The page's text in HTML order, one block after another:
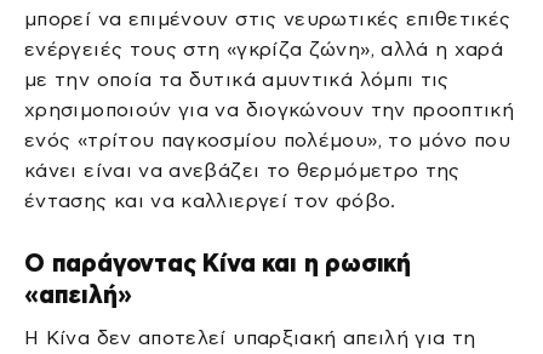
μπορεί να επιμένουν στις νευρωτικές επιθετικές
ενέργειές τους στη «γκρίζα ζώνη», αλλά η χαρά
με την οποία τα δυτικά αμυντικά λόμπι τις
χρησιμοποιούν για να διογκώνουν την προοπτική
ενός «τρίτου παγκοσμίου πολέμου», το μόνο που
κάνει είναι να ανεβάζει το θερμόμετρο της
έντασης και να καλλιεργεί τον φόβο.
Ο παράγοντας Κίνα και η ρωσική
«απειλή»
Η Κίνα δεν αποτελεί υπαρξιακή απειλή για τη